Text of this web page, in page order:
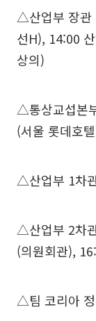
△산업부 장관
선H), 14:00
상의)
△통상교섭본
(서울 롯데호
△산업부 1차
△산업부 2차
(의원회관),
△팀 코리아 정